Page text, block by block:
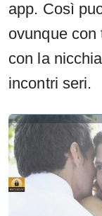
app. Così
ovunque
con la
incontri seri.